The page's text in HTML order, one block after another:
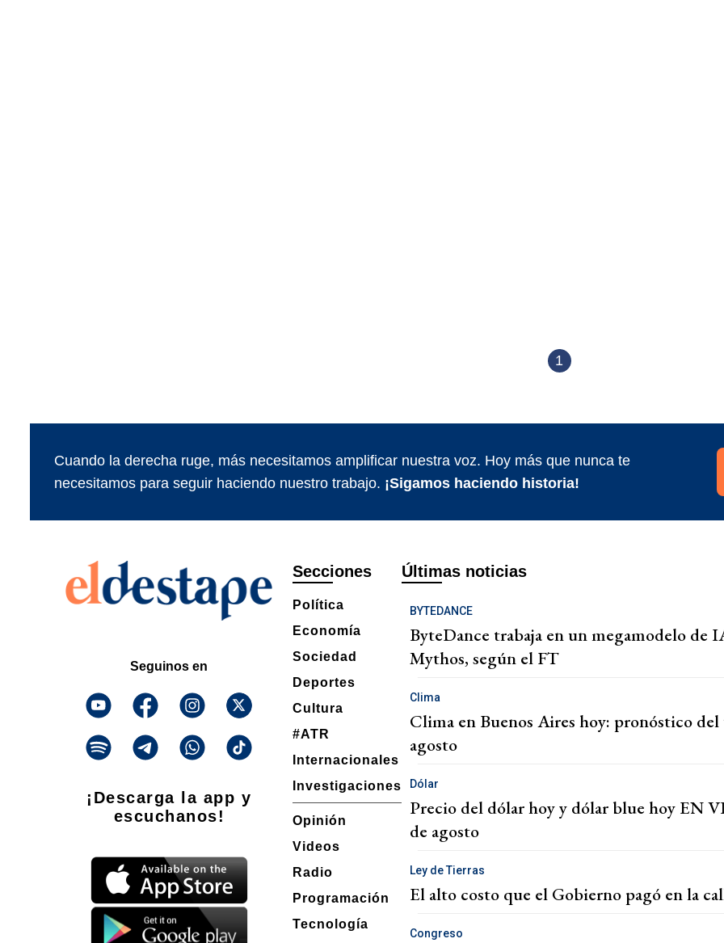
1
Cuando la derecha ruge, más necesitamos amplificar nuestra voz. Hoy más que nunca te
necesitamos para seguir haciendo nuestro trabajo. ¡Sigamos haciendo historia!
Seguinos en
¡Descarga la app y
escuchanos!
Secciones
Política
Economía
Sociedad
Deportes
Cultura
#ATR
Internacionales
Investigaciones
Opinión
Videos
Radio
Programación
Tecnología
Últimas noticias
BYTEDANCE
ByteDance trabaja en un megamodelo de
Mythos, según el FT
Clima
Clima en Buenos Aires hoy: pronóstico
agosto
Dólar
Precio del dólar hoy y dólar blue hoy EN
de agosto
Ley de Tierras
El alto costo que el Gobierno pagó en la
Congreso